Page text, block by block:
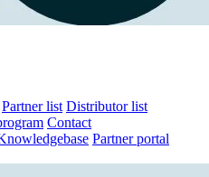
Partner list Distributor list
Contact
Partner portal